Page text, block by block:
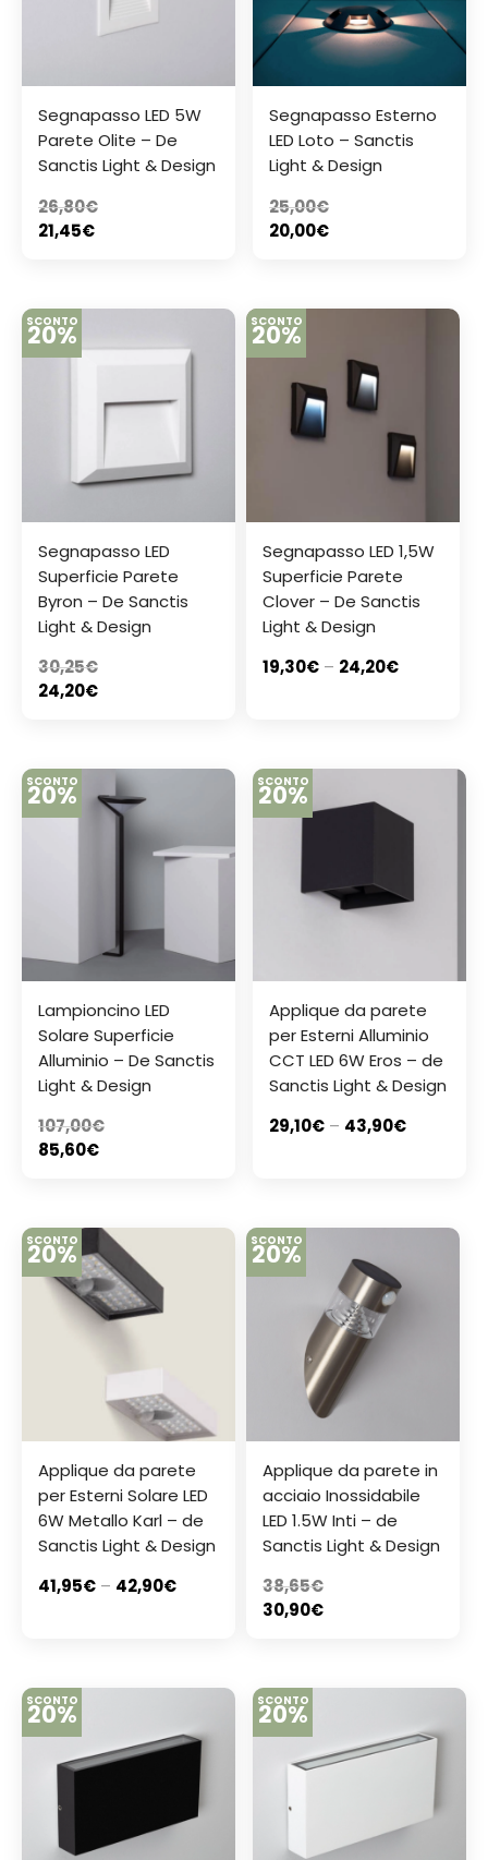
Segnapasso LED 5W
Parete Olite – De
Sanctis Light & Design
26,80€
21,45€
Segnapasso Esterno
LED Loto – Sanctis
Light & Design
25,00€
20,00€
SCONTO
20%
Segnapasso LED
Superficie Parete
Byron – De Sanctis
Light & Design
30,25€
24,20€
SCONTO
20%
Segnapasso LED 1,5W
Superficie Parete
Clover – De Sanctis
Light & Design
19,30€ – 24,20€
SCONTO
20%
Lampioncino LED
Solare Superficie
Alluminio – De Sanctis
Light & Design
107,00€
85,60€
SCONTO
20%
Applique da parete
per Esterni Alluminio
CCT LED 6W Eros – de
Sanctis Light & Design
29,10€ – 43,90€
SCONTO
20%
Applique da parete
per Esterni Solare LED
6W Metallo Karl – de
Sanctis Light & Design
41,95€ – 42,90€
SCONTO
20%
Applique da parete in
acciaio Inossidabile
LED 1.5W Inti – de
Sanctis Light & Design
38,65€
30,90€
SCONTO
20% SCONTO
20%